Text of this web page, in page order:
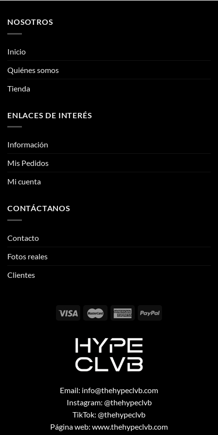
NOSOTROS
Inicio
Quiénes somos
Tienda
ENLACES DE INTERÉS
Información
Mis Pedidos
Mi cuenta
CONTÁCTANOS
Contacto
Fotos reales
Clientes
Email: info@thehypeclvb.com
Instagram: @thehypeclvb
TikTok: @thehypeclvb
Página web: www.thehypeclvb.com